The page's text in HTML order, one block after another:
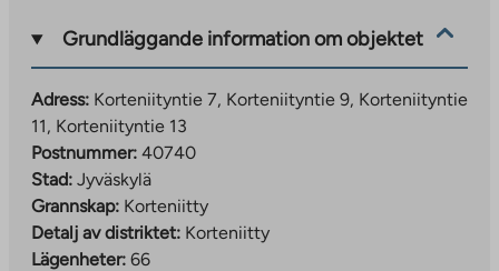
Grundläggande information om objektet
Adress: Korteniityntie 7, Korteniityntie 9, Korteniityntie
11, Korteniityntie 13
Postnummer: 40740
Stad: Jyväskylä
Grannskap: Korteniitty
Detalj av distriktet: Korteniitty
Lägenheter: 66